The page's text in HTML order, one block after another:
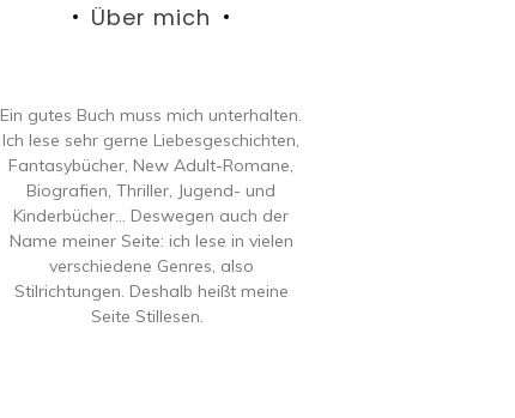
Über mich
Ein gutes Buch muss mich unterhalten.
Ich lese sehr gerne Liebesgeschichten,
Fantasybücher, New Adult-Romane,
Biografien, Thriller, Jugend- und
Kinderbücher… Deswegen auch der
Name meiner Seite: ich lese in vielen
verschiedene Genres, also
Stilrichtungen. Deshalb heißt meine
Seite Stillesen.